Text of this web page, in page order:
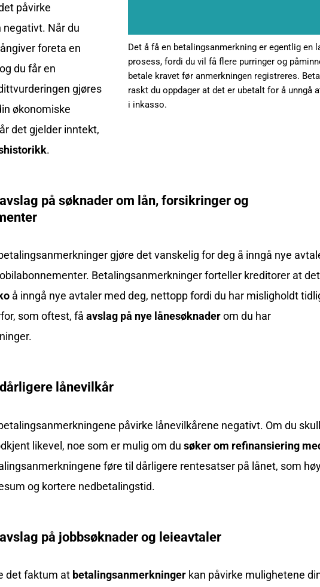
Det å få en betalingsanmerkning er egentlig en
prosess, fordi du vil få flere purringer og
betale kravet før anmerkningen registreres.
raskt du oppdager at det er ubetalt for å unngå
i inkasso.
påvirke
negativt. Når du
foreta en
du får en
gjøres
økonomiske
det gjelder inntekt,
.
på søknader om lån, forsikringer og
gjøre det vanskelig for deg å inngå nye
Betalingsanmerkninger forteller kreditorer at det
å inngå nye avtaler med deg, nettopp fordi du har misligholdt
som oftest, få avslag på nye lånesøknaderom du har
lånevilkår
påvirke lånevilkårene negativt. Om du
likevel, noe som er mulig om du søker om refinansiering
føre til dårligere rentesatser på lånet, som
og kortere nedbetalingstid.
på jobbsøknader og leieavtaler
det faktum at betalingsanmerkninger kan påvirke mulighetene